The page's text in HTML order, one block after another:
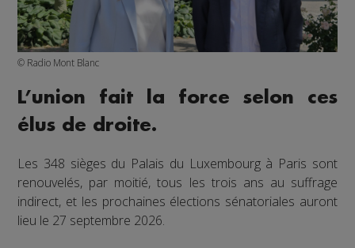
© Radio Mont Blanc
L’union fait la force selon ces
élus de droite.
Les 348 sièges du Palais du Luxembourg à Paris sont
renouvelés, par moitié, tous les trois ans au suffrage
indirect, et les prochaines élections sénatoriales auront
lieu le 27 septembre 2026.